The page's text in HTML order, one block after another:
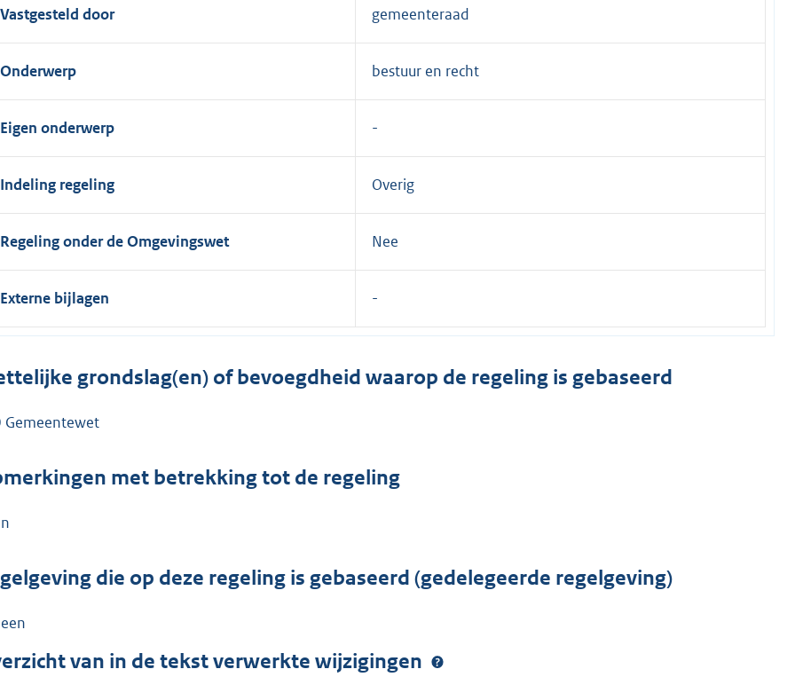
Vastgesteld door gemeenteraad
Onderwerp bestuur en recht
Eigen onderwerp
Indeling regeling Overig
Regeling onder de Omgevingswet Nee
Externe bijlagen
grondslag(en) of bevoegdheid waarop de regeling is gebaseerd
Gemeentewet
met betrekking tot de regeling
die op deze regeling is gebaseerd (gedelegeerde regelgeving)
van in de tekst verwerkte wijzigingen